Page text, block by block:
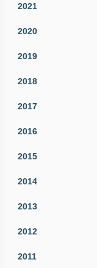
2021
2020
2019
2018
2017
2016
2015
2014
2013
2012
2011